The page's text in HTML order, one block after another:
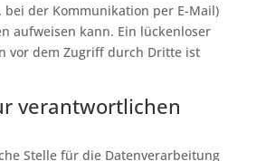
bei der Kommunikation per E-Mail)
aufweisen kann. Ein lückenloser
vor dem Zugriff durch Dritte ist
verantwortlichen
Stelle für die Datenverarbeitung